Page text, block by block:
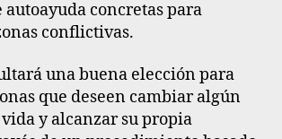
autoayuda concretas para
conflictivas.
una buena elección para
que deseen cambiar algún
vida y alcanzar su propia